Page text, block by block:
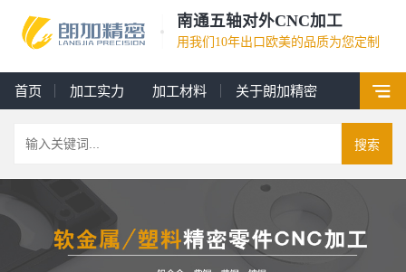
南通五轴对外CNC加工
用我们10年出口欧美的品质为您定制
首页 加工实力 加工材料 关于朗加精密
搜索